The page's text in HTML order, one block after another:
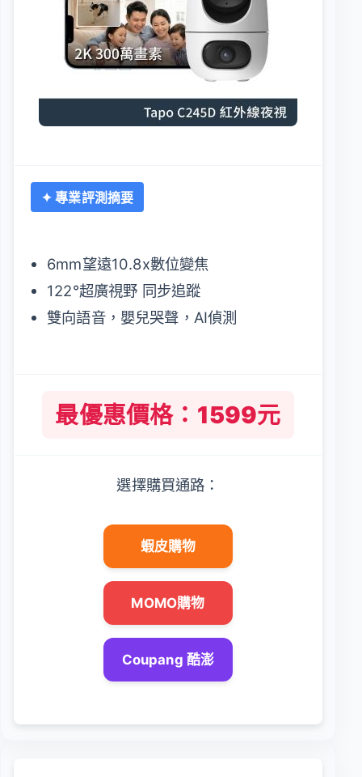
✦ 專業評測摘要
6mm望遠10.8x數位變焦
122°超廣視野 同步追蹤
雙向語音，嬰兒哭聲，AI偵測
最優惠價格：1599元
選擇購買通路：
蝦皮購物
MOMO購物
Coupang 酷澎